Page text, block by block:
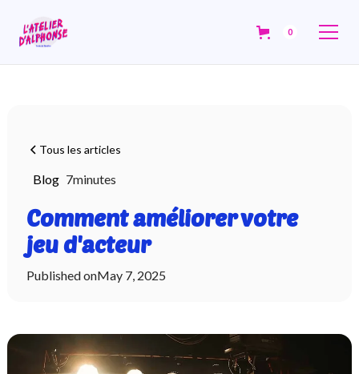
0
Tous les articles
Blog 7minutes
Comment améliorer votre
jeu d'acteur
Published onMay 7, 2025